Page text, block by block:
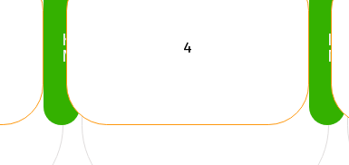
Köp
Nu
Köp
Nu